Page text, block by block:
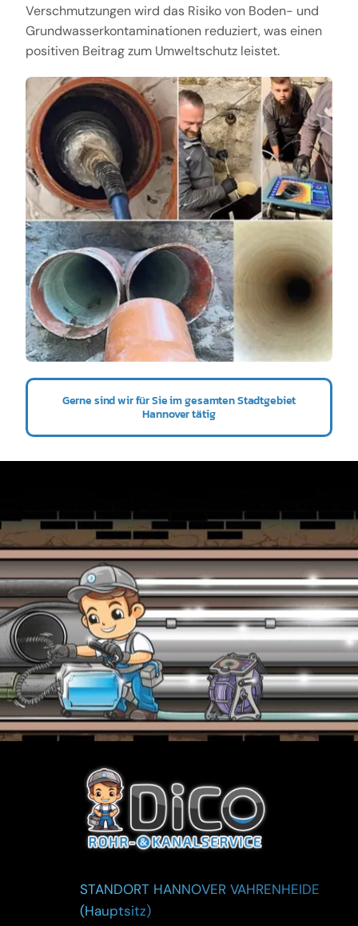
Verschmutzungen wird das Risiko von Boden- und
Grundwasserkontaminationen reduziert, was einen
positiven Beitrag zum Umweltschutz leistet.
Gerne sind wir für Sie im gesamten Stadtgebiet
Hannover tätig
STANDORT HANNOVER VAHRENHEIDE
(Hauptsitz)